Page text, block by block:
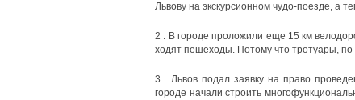
Львову на экскурсионном чудо-поезде, а
2 . В городе проложили еще 15 км
ходят пешеходы. Потому что тротуары,
3 . Львов подал заявку на право
городе начали строить